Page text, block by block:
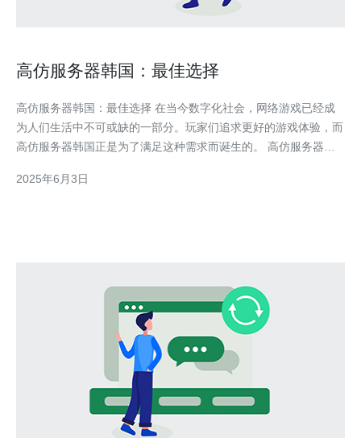
高仿服务器韩国：最佳选择
高仿服务器韩国：最佳选择 在当今数字化社会，网络游戏已经成
为人们生活中不可或缺的一部分。玩家们追求更好的游戏体验，而
高仿服务器韩国正是为了满足这种需求而诞生的。 高仿服务器韩
器的运行机制，为玩家提供更加流畅、稳定的游戏体验。这种服务
2025年6月3日